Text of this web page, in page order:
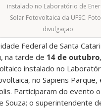
instalado no Laboratório de
Solar Fotovoltaica da UFSC.
divulgação
Federal de Santa
na tarde de 14 de outubro
instalado no
no Sapiens Parque,
Participaram do evento
Souza; o superintendente